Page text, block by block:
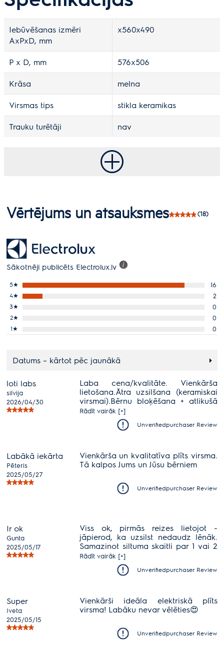
Iebūvēšanas izmēri
AxPxD, mm
x560x490
P x D, mm 576x506
Krāsa melna
Virsmas tips stikla keramikas
Trauku turētāji nav
Vērtējums un atsauksmes (18)
Sākotnēji publicēts Electrolux.lv
5★ 16
4★ 2
3★ 0
2★ 0
1★ 0
Datums – kārtot pēc jaunākā
loti labs
silvija
2026/04/30
Laba cena/kvalitāte. Vienkārša
lietošana.Ātra uzsilšana (keramiskai
virsmai).Bērnu bloķēšana + atlikušā
siltuma indikators
Rādīt vairāk [+]
Unverifiedpurchaser Review
Labākā iekārta
Pēteris
2025/05/27
Vienkārša un kvalitatīva plīts virsma.
Tā kalpos Jums un Jūsu bērniem
Unverifiedpurchaser Review
Ir ok
Gunta
2025/05/17
Viss ok, pirmās reizes lietojot -
jāpierod, ka uzsilst nedaudz lēnāk.
Samazinot siltuma skaitli par 1 vai 2
škiet, ka samazinās daudz vairāk,
bet kopumā viss pamierina
Rādīt vairāk [+]
Unverifiedpurchaser Review
Super
Iveta
2025/05/15
Vienkārši ideāla elektriskā plīts
virsma! Labāku nevar vēlēties😍
Unverifiedpurchaser Review